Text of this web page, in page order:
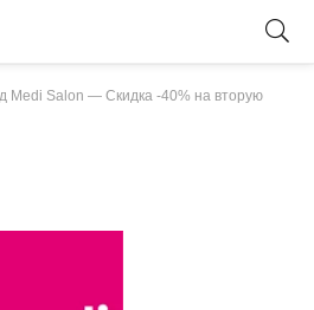
Medi Salon — Скидка -40% на вторую